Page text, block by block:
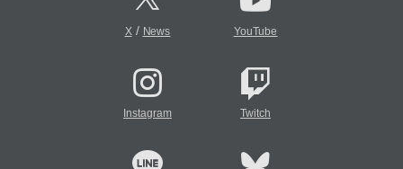
X/ News YouTube
Instagram Twitch